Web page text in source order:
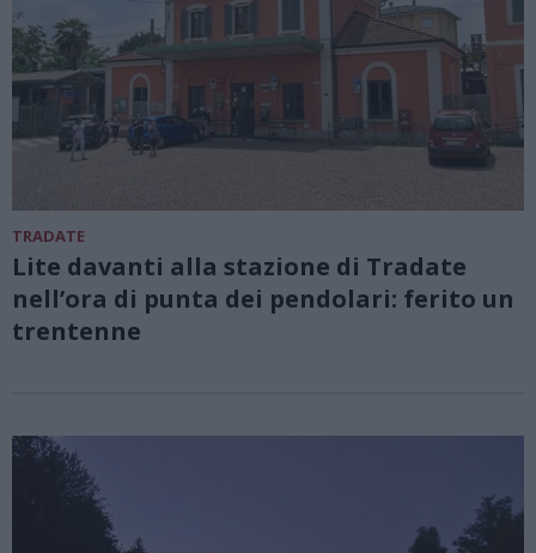
TRADATE
Lite davanti alla stazione di Tradate
nell’ora di punta dei pendolari: ferito un
trentenne